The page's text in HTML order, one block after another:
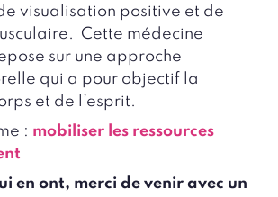
visualisation positive et de
Cette médecine
sur une approche
qui a pour objectif la
et de l’esprit.
: mobiliser les ressources
en ont, merci de venir avec un